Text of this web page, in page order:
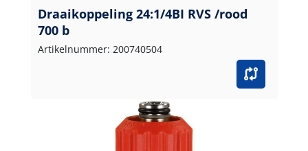
Draaikoppeling 24:1/4BI RVS /rood
700 b
Artikelnummer: 200740504